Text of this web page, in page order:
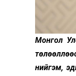
Монгол
нийгэм,